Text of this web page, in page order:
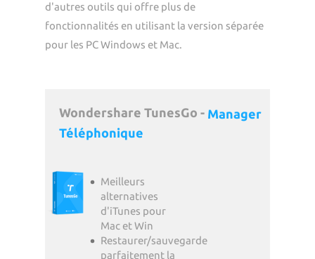
d'autres outils qui offre plus de
fonctionnalités en utilisant la version séparée
pour les PC Windows et Mac.
Wondershare TunesGo - Manager
Téléphonique
Meilleurs
alternatives
d'iTunes pour
Mac et Win
Restaurer/sauvegarde
parfaitement la